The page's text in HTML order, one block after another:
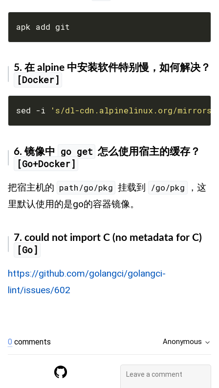
apk add git
5. 在 alpine 中安装软件特别慢，如何解决？
[Docker]
sed -i 's/dl-cdn.alpinelinux.org/
6. 镜像中 go get 怎么使用宿主的缓存？
[Go+Docker]
把宿主机的 path/go/pkg 挂载到 /go/pkg
，这
里默认使用的是go的容器镜像。
7. could not import C (no metadata for C)
[Go]
https://github.com/golangci/golangci-
lint/issues/602
0 comments Anonymous